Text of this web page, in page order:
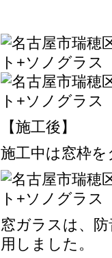
【施工後】
施工中は窓枠
窓ガラスは、
用しました。